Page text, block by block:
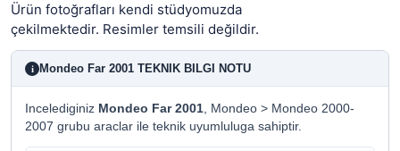
Ürün fotoğrafları kendi stüdyomuzda
çekilmektedir. Resimler temsili değildir.
i Mondeo Far 2001 TEKNIK BILGI NOTU
Incelediginiz Mondeo Far 2001, Mondeo > Mondeo 2000-
2007 grubu araclar ile teknik uyumluluga sahiptir.